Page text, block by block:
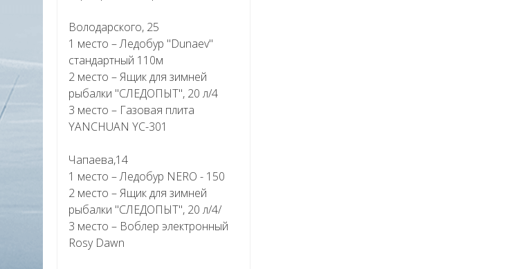
Володарского, 25
1 место – Ледобур "Dunaev"
стандартный 110м
2 место – Ящик для зимней
рыбалки "СЛЕДОПЫТ", 20 л/4
3 место – Газовая плита
YANCHUAN YC-301
Чапаева,14
1 место – Ледобур NERO - 150
2 место – Ящик для зимней
рыбалки "СЛЕДОПЫТ", 20 л/4/
3 место – Воблер электронный
Rosy Dawn